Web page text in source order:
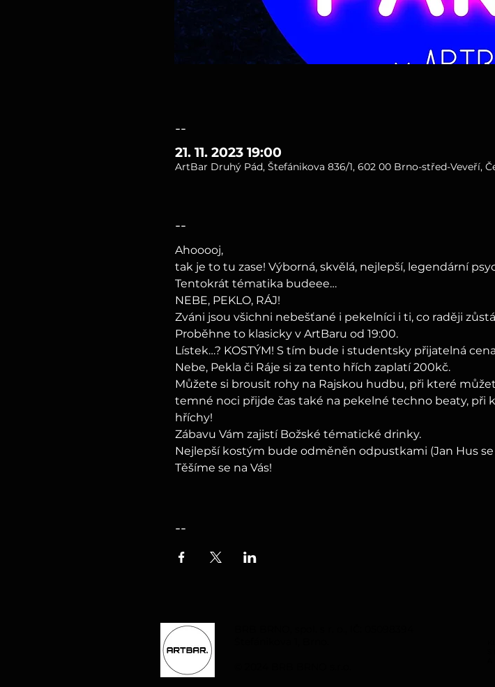
--
21. 11. 2023 19:00
ArtBar Druhý Pád, Štefánikova 836/1, 602 00 Brno-střed-Veveří,
--
Ahooooj,
tak je to tu zase! Výborná, skvělá, nejlepší, legendární
Tentokrát tématika budeee…
NEBE, PEKLO, RÁJ!
Zváni jsou všichni nebešťané i pekelníci i ti, co raději
Proběhne to klasicky v ArtBaru od 19:00.
Lístek…? KOSTÝM! S tím bude i studentsky přijatelná
Nebe, Pekla či Ráje si za tento hřích zaplatí 200kč.
Můžete si brousit rohy na Rajskou hudbu, při které
temné noci přijde čas také na pekelné techno beaty,
hříchy!
Zábavu Vám zajistí Božské tématické drinky.
Nejlepší kostým bude odměněn odpustkami (Jan Hus se
Těšíme se na Vás!
--